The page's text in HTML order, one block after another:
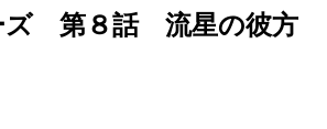
ズ 第８話 流星の彼方